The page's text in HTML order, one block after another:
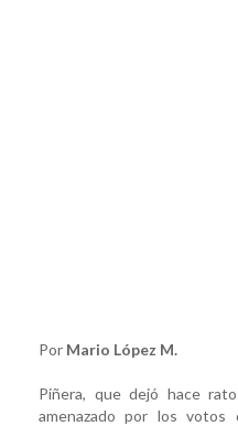
Por Mario López M.
Piñera, que dejó hace
amenazado por los